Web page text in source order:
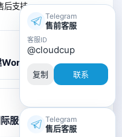
后支持。
服务器SSL配置
Telegram
售前客服
客服ID
@cloudcup
复制 联系
Telegram
售后客服